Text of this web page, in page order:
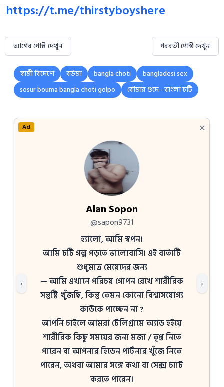
https://t.me/thirstyboyshere
আগের পোস্ট দেখুন পরবর্তী পোস্ট দেখুন
স্বামী বিদেশে বউমা bangla choti
bangladesi sex
sosur bouma bangla choti golpo
বৌমার গুদে - বাংলা চটি
Ad ✕
Alan Sopon
@sapon9731
হ্যালো, আমি স্বপন।
আমি চটি গল্প পড়তে ভালোবাসি। এই বার্তাটি
শুধুমাত্র মেয়েদের জন্য
— আমি এখানে পরিচয় গোপন রেখে শারীরিক
সন্তুষ্টি খুঁজছি, কিন্তু তেমন কোনো বিশ্বাসযোগ্য
কাউকে পাচ্ছেন না ?
আপনি চাইলে আমরা টেলিগ্রামে অ্যাড হইয়ে
শারীরিক কিছু সময়ের জন্য মজা / তৃপ্ত নিতে
পারেন বা আপনার হিডেন পার্টনার খুঁজে নিতে
পারেন, অথবা আমার সঙ্গে কথা বা সেক্স চ্যাট
করতে পারেন।
‹ ›